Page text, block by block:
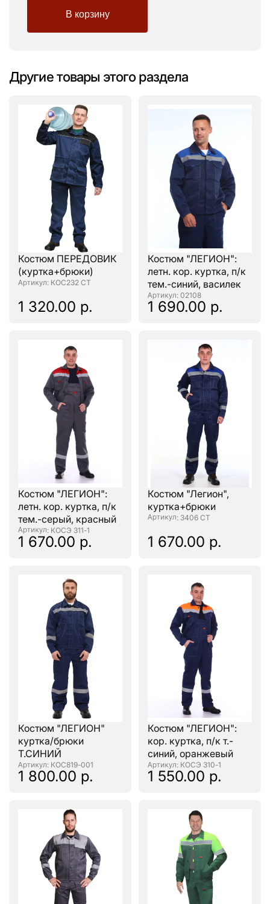
Другие товары этого раздела
Костюм ПЕРЕДОВИК
(куртка+брюки)
: КОС232 СТ
1 320.00 р.
Костюм "ЛЕГИОН":
летн. кор. куртка, п/к
тем.-синий, василек
: 02108
1 690.00 р.
Костюм "ЛЕГИОН":
летн. кор. куртка, п/к
тем.-серый, красный
: КОСЭ 311-1
1 670.00 р.
Костюм "Легион",
куртка+брюки
: 3406 СТ
1 670.00 р.
Костюм "ЛЕГИОН"
куртка/брюки
Т.СИНИЙ
: КОС819-001
1 800.00 р.
Костюм "ЛЕГИОН":
кор. куртка, п/к т.-
синий, оранжевый
: КОСЭ 310-1
1 550.00 р.